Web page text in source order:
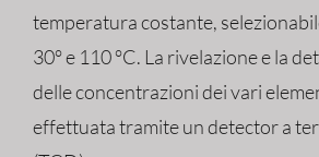
temperatura costante,
30° e 110 °C. La rivelazione e la
delle concentrazioni dei vari
effettuata tramite un detector a